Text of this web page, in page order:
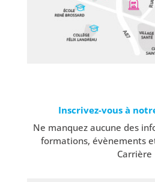
Inscrivez-vous à
Ne manquez aucune des
formations, évènements
Carrière